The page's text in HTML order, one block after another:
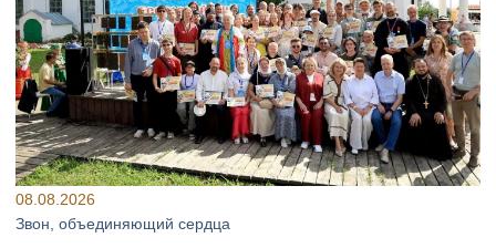
08.08.2026
Звон, объединяющий сердца